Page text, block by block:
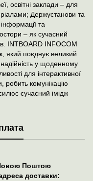
освітні заклади – для
Держустанови та
та
– як сучасний
INTBOARD INFOCOM
який поєднує великий
у щоденному
для інтерактивної
робить комунікацію
сучасний імідж
Новою Поштою
доставки: